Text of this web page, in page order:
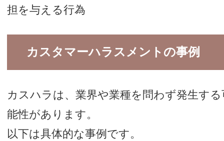
担を与える行為
カスタマーハラスメントの事例
カスハラは、業界や業種を問わず発生する
能性があります。
以下は具体的な事例です。